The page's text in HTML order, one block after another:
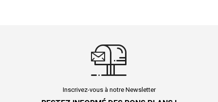
Inscrivez-vous à notre Newsletter